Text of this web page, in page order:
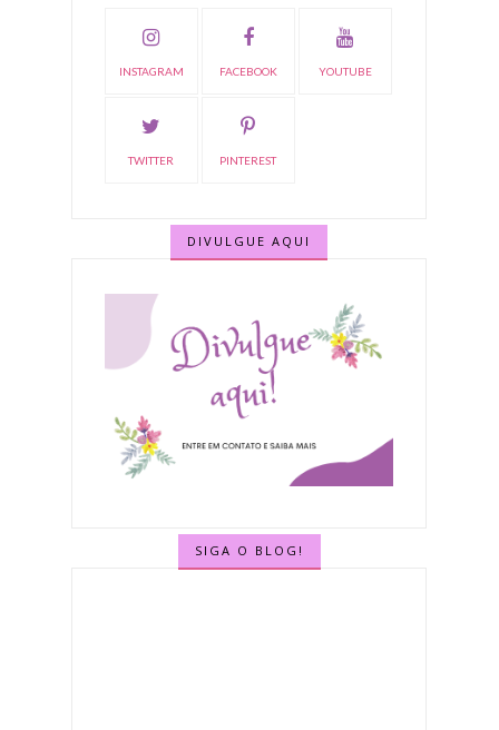
INSTAGRAM FACEBOOK YOUTUBE
TWITTER PINTEREST
DIVULGUE AQUI
SIGA O BLOG!